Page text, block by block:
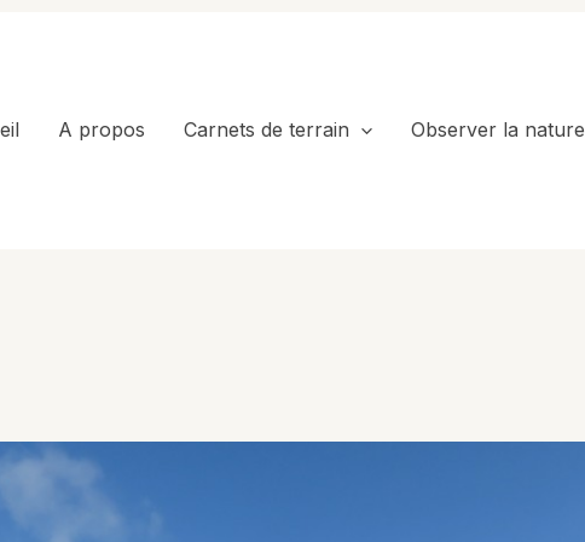
A propos Carnets de terrain Observer la nature